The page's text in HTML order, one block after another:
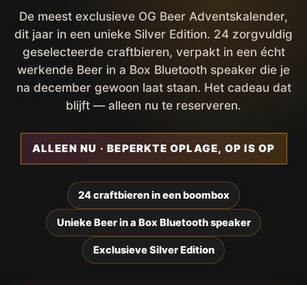
De meest exclusieve OG Beer Adventskalender,
dit jaar in een unieke Silver Edition. 24 zorgvuldig
geselecteerde craftbieren, verpakt in een écht
werkende Beer in a Box Bluetooth speaker die je
na december gewoon laat staan. Het cadeau dat
blijft — alleen nu te reserveren.
ALLEEN NU · BEPERKTE OPLAGE, OP IS OP
24 craftbieren in een boombox
Unieke Beer in a Box Bluetooth speaker
Exclusieve Silver Edition